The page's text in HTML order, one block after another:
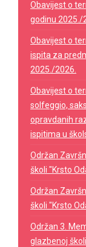
Obavijest o
godinu 2025./
Obavijest o
ispita za
2025./2026.
Obavijest o
solfeggio,
opravdanih
ispitima u
Održan
školi "Krsto
Održan
školi "Krsto
Održan 3.
glazbenoj